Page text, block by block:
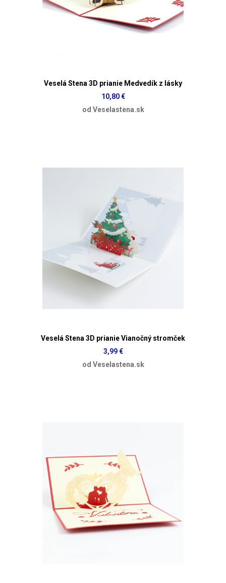
Veselá Stena 3D prianie Medvedík z lásky
10,80 €
od Veselastena.sk
Veselá Stena 3D prianie Vianočný stromček
3,99 €
od Veselastena.sk